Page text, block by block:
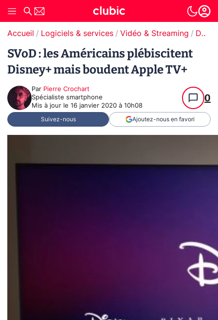
Accueil Logiciels & services Vidéo & Streaming Disney+
SVoD : les Américains plébiscitent
Disney+ mais boudent Apple TV+
Par Pierre Crochart
Spécialiste smartphone
Mis à jour le 16 janvier 2020 à 10h08
0
Suivez-nous Ajoutez-nous en favori